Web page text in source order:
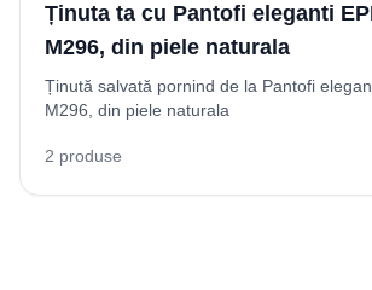
Ținuta ta cu Pantofi eleganti
M296, din piele naturala
Ținută salvată pornind de la Pantofi
M296, din piele naturala
2 produse